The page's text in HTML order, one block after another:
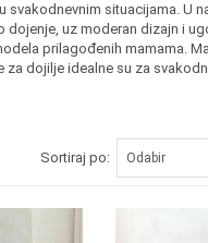
situacijama. U
uz moderan dizajn i
prilagođenih mamama.
dojilje idealne su za
Sortiraj po: